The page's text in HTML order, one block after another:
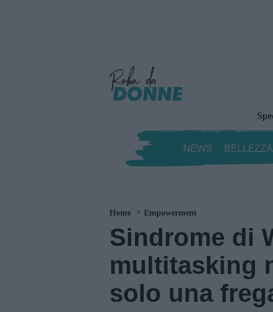
NEWS BELLEZZA
Home Empowerment
Sindrome di
multitasking
solo una